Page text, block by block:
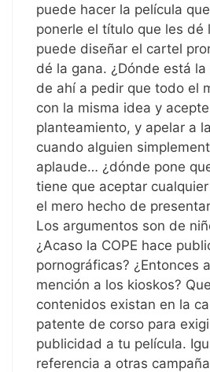
puede hacer la película
ponerle el título que les dé
puede diseñar el cartel
dé la gana. ¿Dónde está la
de ahí a pedir que todo el
con la misma idea y
planteamiento, y apelar a
cuando alguien
aplaude… ¿dónde pone
tiene que aceptar
el mero hecho de
Los argumentos son de
¿Acaso la COPE hace
pornográficas? ¿Entonces
mención a los kioskos?
contenidos existan en la
patente de corso para
publicidad a tu película.
referencia a otras